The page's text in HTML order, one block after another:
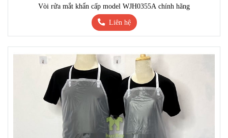
Vòi rửa mắt khẩn cấp model WJH0355A chính hãng
Liên hệ